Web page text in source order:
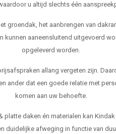
u altijd slechts één
groendak, het aanbrengen van
kunnen aaneensluitend uitgevoerd
opgeleverd worden.
allang vergeten zijn.
ander dat een goede relatie met
komen aan uw behoefte.
daken én materialen kan
duidelijke afweging in functie van